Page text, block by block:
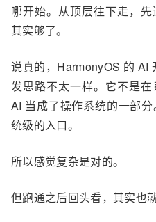
哪开始。从顶层往下走，
其实够了。
说真的，HarmonyOS 的 AI
发思路不太一样。它不是
AI 当成了操作系统的一部
统级的入口。
所以感觉复杂是对的。
但跑通之后回头看，其实也